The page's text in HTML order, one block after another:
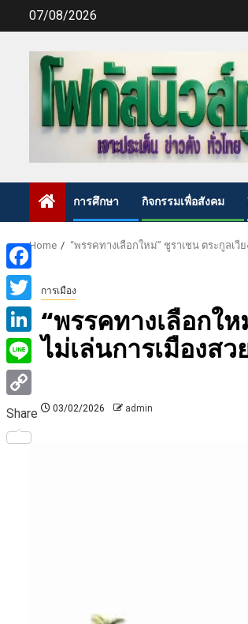
07/08/2026
การศึกษา กิจกรรมเพื่อสังคม
Home “พรรคทางเลือกใหม่” ชูราเชน ตระกูลเ
การเมือง
“พรรคทางเลือกใ
ไม่เล่นการเมืองส
03/02/2026 admin
Facebook
Twitter
LinkedIn
Line
Copy
Link
Share